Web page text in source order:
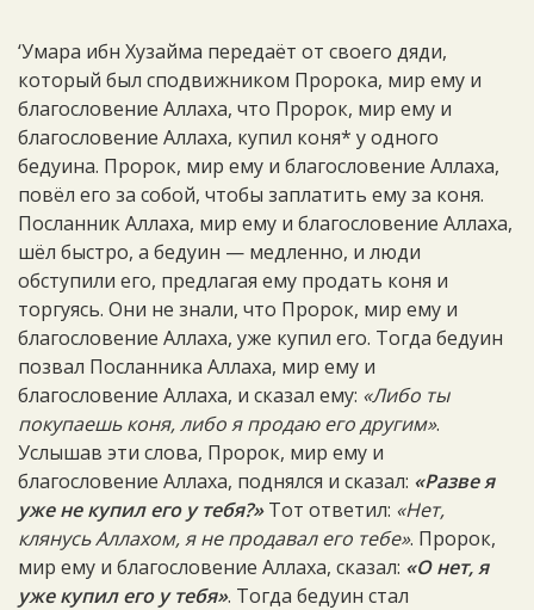
‘Умара ибн Хузайма передаёт от своего дяди,
который был сподвижником Пророка, мир ему и
благословение Аллаха, что Пророк, мир ему и
благословение Аллаха, купил коня* у одного
бедуина. Пророк, мир ему и благословение Аллаха,
повёл его за собой, чтобы заплатить ему за коня.
Посланник Аллаха, мир ему и благословение Аллаха,
шёл быстро, а бедуин — медленно, и люди
обступили его, предлагая ему продать коня и
торгуясь. Они не знали, что Пророк, мир ему и
благословение Аллаха, уже купил его. Тогда бедуин
позвал Посланника Аллаха, мир ему и
благословение Аллаха, и сказал ему: «Либо ты
покупаешь коня, либо я продаю его другим».
Услышав эти слова, Пророк, мир ему и
благословение Аллаха, поднялся и сказал: «Разве я
уже не купил его у тебя?»Тот ответил: «Нет,
клянусь Аллахом, я не продавал его тебе». Пророк,
мир ему и благословение Аллаха, сказал: «О нет, я
уже купил его у тебя». Тогда бедуин стал